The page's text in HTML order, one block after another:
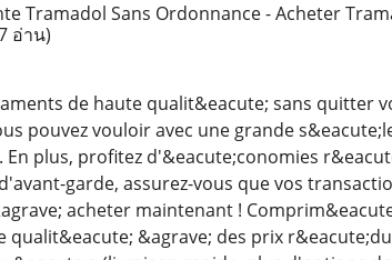
Tramadol Sans Ordonnance - Acheter
อ่าน)
de haute qualit&eacute; sans quitter
pouvez vouloir avec une grande
plus, profitez d'&eacute;conomies
garde, assurez-vous que vos
acheter maintenant !
&agrave; des prix